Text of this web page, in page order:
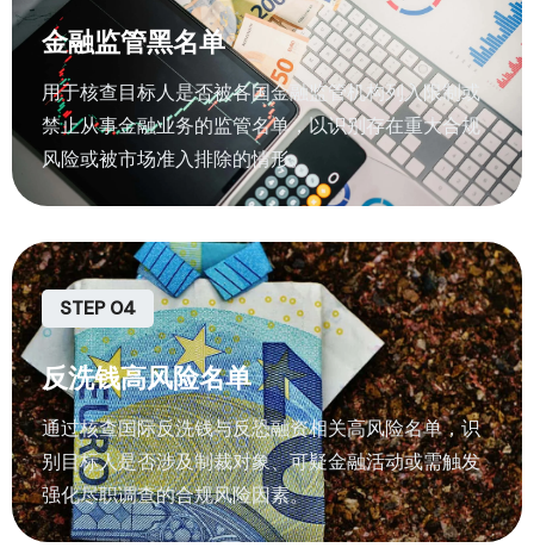
金融监管黑名单
用于核查目标人是否被各国金融监管机构列入限制或
禁止从事金融业务的监管名单，以识别存在重大合规
风险或被市场准入排除的情形。
STEP 04
反洗钱高风险名单
通过核查国际反洗钱与反恐融资相关高风险名单，识
别目标人是否涉及制裁对象、可疑金融活动或需触发
强化尽职调查的合规风险因素。